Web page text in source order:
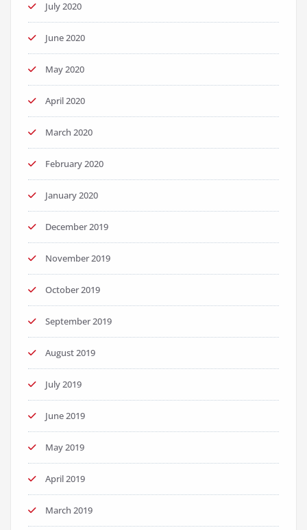
July 2020
June 2020
May 2020
April 2020
March 2020
February 2020
January 2020
December 2019
November 2019
October 2019
September 2019
August 2019
July 2019
June 2019
May 2019
April 2019
March 2019